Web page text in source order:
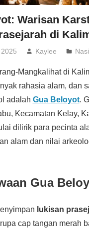
Warisan
di
Kaylee
Mangkalihat di
rahasia alam, dan
adalah Gua Beloyot.
Kecamatan Kelay,
dilirik para pecinta
alam dan nilai
Gua
lukisan
cap tangan merah